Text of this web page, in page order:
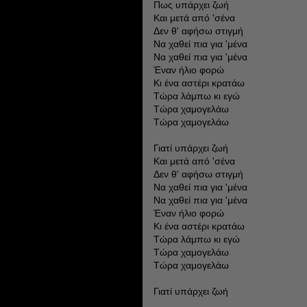
Πως υπάρχει ζωή
Και μετά από 'σένα
Δεν θ' αφήσω στιγμή
Να χαθεί πια για 'μένα
Να χαθεί πια για 'μένα
Έναν ήλιο φορώ
Κι ένα αστέρι κρατάω
Τώρα λάμπω κι εγώ
Τώρα χαμογελάω
Τώρα χαμογελάω
Γιατί υπάρχει ζωή
Και μετά από 'σένα
Δεν θ' αφήσω στιγμή
Να χαθεί πια για 'μένα
Να χαθεί πια για 'μένα
Έναν ήλιο φορώ
Κι ένα αστέρι κρατάω
Τώρα λάμπω κι εγώ
Τώρα χαμογελάω
Τώρα χαμογελάω
Γιατί υπάρχει ζωή